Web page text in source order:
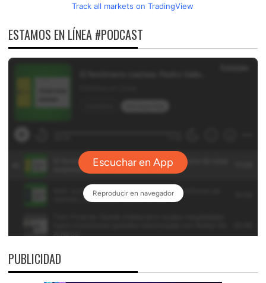
Track all markets on TradingView
ESTAMOS EN LÍNEA #PODCAST
PUBLICIDAD